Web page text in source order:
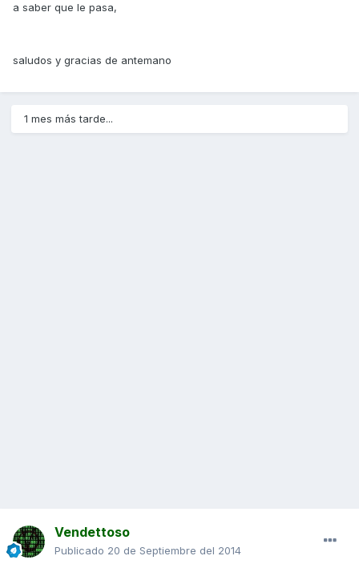
a saber que le pasa,
saludos y gracias de antemano
1 mes más tarde...
Vendettoso
Publicado 20 de Septiembre del 2014